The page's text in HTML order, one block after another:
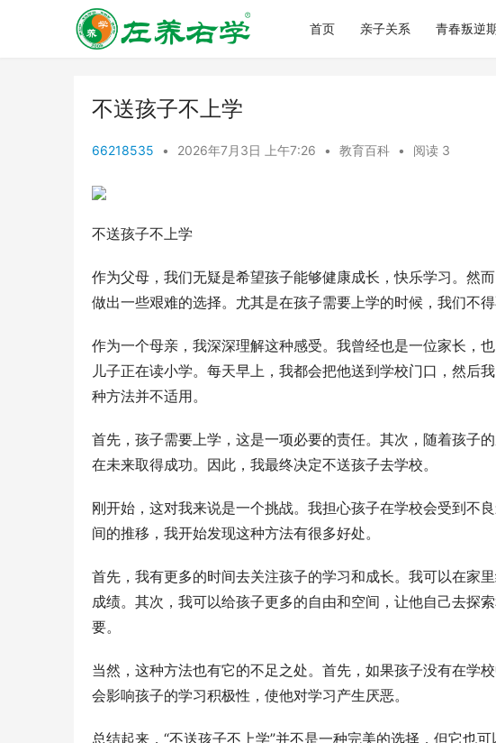
首页 亲子关系 青春叛逆
不送孩子不上学
66218535 • 2026年7月3日 上午7:26 • 教育百科 • 阅读 3
不送孩子不上学
作为父母，我们无疑是希望孩子能够健康成长，快乐学习。然
做出一些艰难的选择。尤其是在孩子需要上学的时候，我们不得
作为一个母亲，我深深理解这种感受。我曾经也是一位家长，
儿子正在读小学。每天早上，我都会把他送到学校门口，然后
种方法并不适用。
首先，孩子需要上学，这是一项必要的责任。其次，随着孩子
在未来取得成功。因此，我最终决定不送孩子去学校。
刚开始，这对我来说是一个挑战。我担心孩子在学校会受到不
间的推移，我开始发现这种方法有很多好处。
首先，我有更多的时间去关注孩子的学习和成长。我可以在家
成绩。其次，我可以给孩子更多的自由和空间，让他自己去探
要。
当然，这种方法也有它的不足之处。首先，如果孩子没有在学
会影响孩子的学习积极性，使他对学习产生厌恶。
总结起来，“不送孩子不上学”并不是一种完美的选择，但它也